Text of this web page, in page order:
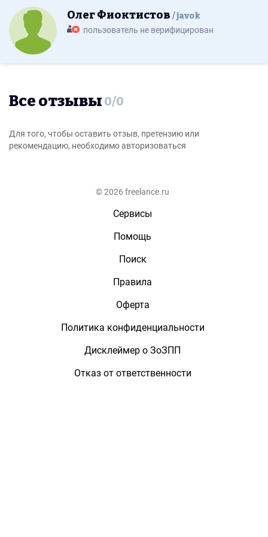
Олег Фиоктистов javok
пользователь не верифицирован
Все отзывы 0/0
Для того, чтобы оставить отзыв, претензию или
рекомендацию, необходимо авторизоваться
© 2026 freelance.ru
Сервисы
Помощь
Поиск
Правила
Оферта
Политика конфиденциальности
Дисклеймер о ЗоЗПП
Отказ от ответственности